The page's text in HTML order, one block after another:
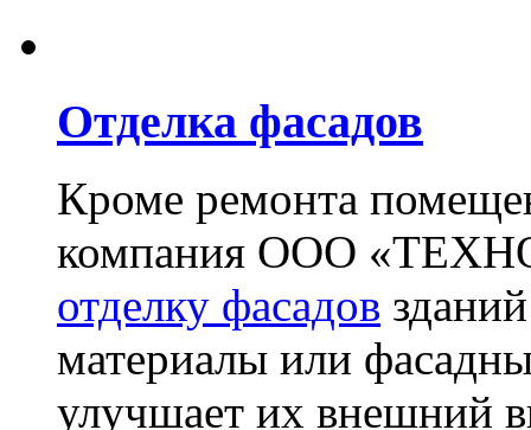
Отделка фасадов
Кроме ремонта
компания ООО
отделку фасадов
материалы или
улучшает их внешний